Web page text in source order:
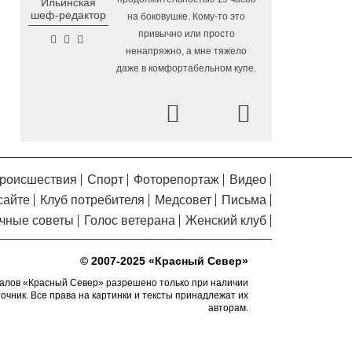
Алчевска в Вологодской области
6.08.2026 16:20
Сельские труженики
Тотемского округа получат жилье с
правом выкупа за один процент
Вологодчины ко Дню физкультурника
6.08.2026 14:31
Робот Макс на Госуслугах
поможет вологжанам оформить выплату
на первоклассника
6.08.2026 14:00
Вологодская область
подтвердила курс на полное обеспечение
лесовосстановления семенным
шеф-редактор
на боковушке. Кому-то это
привычно или просто
ненапряжно, а мне тяжело
даже в комфортабельном купе.
Спорт Фоторепортаж
Видео
Клуб потребителя Медсовет
Письма
советы
Голос ветерана Женский клуб
© 2007-2025 «Красный Север»
«Красный Север» разрешено только при наличии
Все права на картинки и тексты принадлежат их
авторам.